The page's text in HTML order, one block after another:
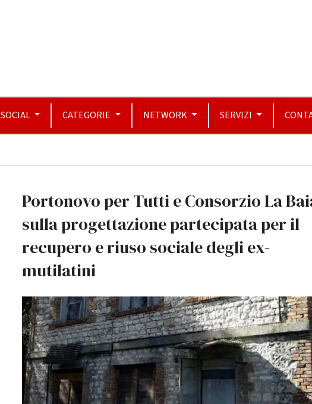
SOCIAL CATEGORIE NETWORK SERVIZI
Portonovo per Tutti e Consorzio La
sulla progettazione partecipata per il
recupero e riuso sociale degli ex-
mutilatini